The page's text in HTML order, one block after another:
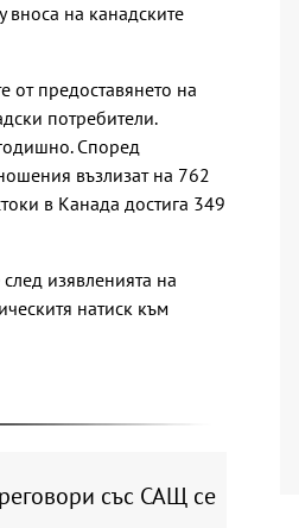
на канадските
от предоставянето на
потребители.
Според
възлизат на 762
в Канада достига 349
изявленията на
натиск към
със САЩ се